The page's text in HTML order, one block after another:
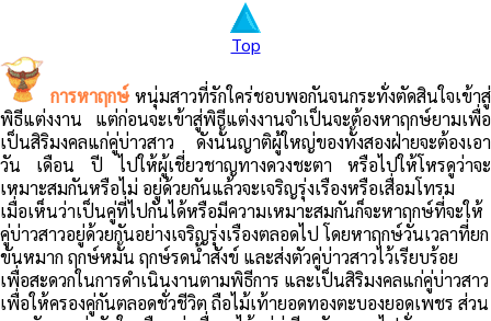
Top
การหาฤกษ์หนุ่มสาวที่รักใคร่ชอบพอกันจนกระทั่งตัดสินใจเข้าสู่
พิธีแต่งงาน แต่ก่อนจะเข้าสู่พิธีแต่งงานจำเป็นจะต้องหาฤกษ์ยามเพื่อ
เป็นสิริมงคลแก่คู่บ่าวสาว ดังนั้นญาติผู้ใหญ่ของทั้งสองฝ่ายจะต้องเอา
วัน เดือน ปี ไปให้ผู้เชี่ยวชาญทางดวงชะตา หรือไปให้โหรดูว่าจะ
เหมาะสมกันหรือไม่ อยู่ด้วยกันแล้วจะเจริญรุ่งเรืองหรือเสื่อมโทรม
เมื่อเห็นว่าเป็นคู่ที่ไปกันได้หรือมีความเหมาะสมกันก็จะหาฤกษ์ที่จะให้
คู่บ่าวสาวอยู่ด้วยกันอย่างเจริญรุ่งเรืองตลอดไป โดยหาฤกษ์วันเวลาที่ยก
ขันหมาก ฤกษ์หมั้น ฤกษ์รดน้ำสังข์ และส่งตัวคู่บ่าวสาวไว้เรียบร้อย
เพื่อสะดวกในการดำเนินงานตามพิธีการ และเป็นสิริมงคลแก่คู่บ่าวสาว
เพื่อให้ครองคู่กันตลอดชั่วชีวิต ถือไม้เท้ายอดทองตะบองยอดเพชร ส่วน